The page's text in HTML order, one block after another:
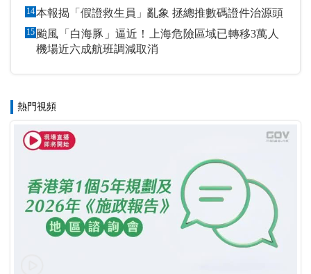
14 本報揭「假證救生員」亂象 拯總推數碼證件治源頭
15 颱風「白海豚」逼近！上海危險區域已轉移3萬人
機場近六成航班調減取消
熱門視頻